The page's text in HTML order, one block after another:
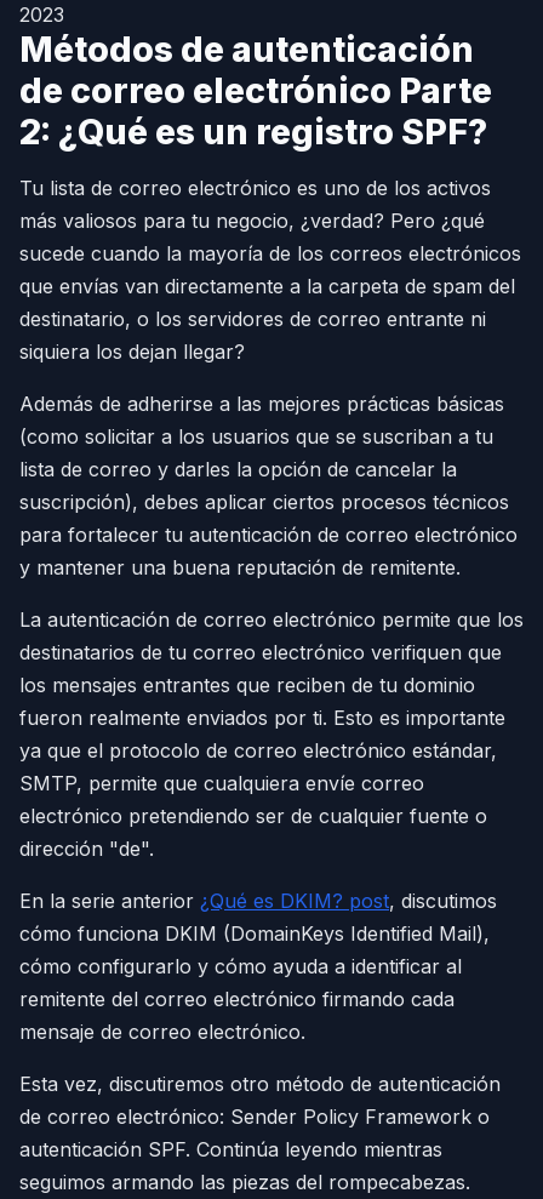
2023
Métodos de autenticación
de correo electrónico Parte
2: ¿Qué es un registro SPF?
Tu lista de correo electrónico es uno de los activos
más valiosos para tu negocio, ¿verdad? Pero ¿qué
sucede cuando la mayoría de los correos electrónicos
que envías van directamente a la carpeta de spam del
destinatario, o los servidores de correo entrante ni
siquiera los dejan llegar?
Además de adherirse a las mejores prácticas básicas
(como solicitar a los usuarios que se suscriban a tu
lista de correo y darles la opción de cancelar la
suscripción), debes aplicar ciertos procesos técnicos
para fortalecer tu autenticación de correo electrónico
y mantener una buena reputación de remitente.
La autenticación de correo electrónico permite que los
destinatarios de tu correo electrónico verifiquen que
los mensajes entrantes que reciben de tu dominio
fueron realmente enviados por ti. Esto es importante
ya que el protocolo de correo electrónico estándar,
SMTP, permite que cualquiera envíe correo
electrónico pretendiendo ser de cualquier fuente o
dirección "de".
En la serie anterior ¿Qué es DKIM? post, discutimos
cómo funciona DKIM (DomainKeys Identified Mail),
cómo configurarlo y cómo ayuda a identificar al
remitente del correo electrónico firmando cada
mensaje de correo electrónico.
Esta vez, discutiremos otro método de autenticación
de correo electrónico: Sender Policy Framework o
autenticación SPF. Continúa leyendo mientras
seguimos armando las piezas del rompecabezas.